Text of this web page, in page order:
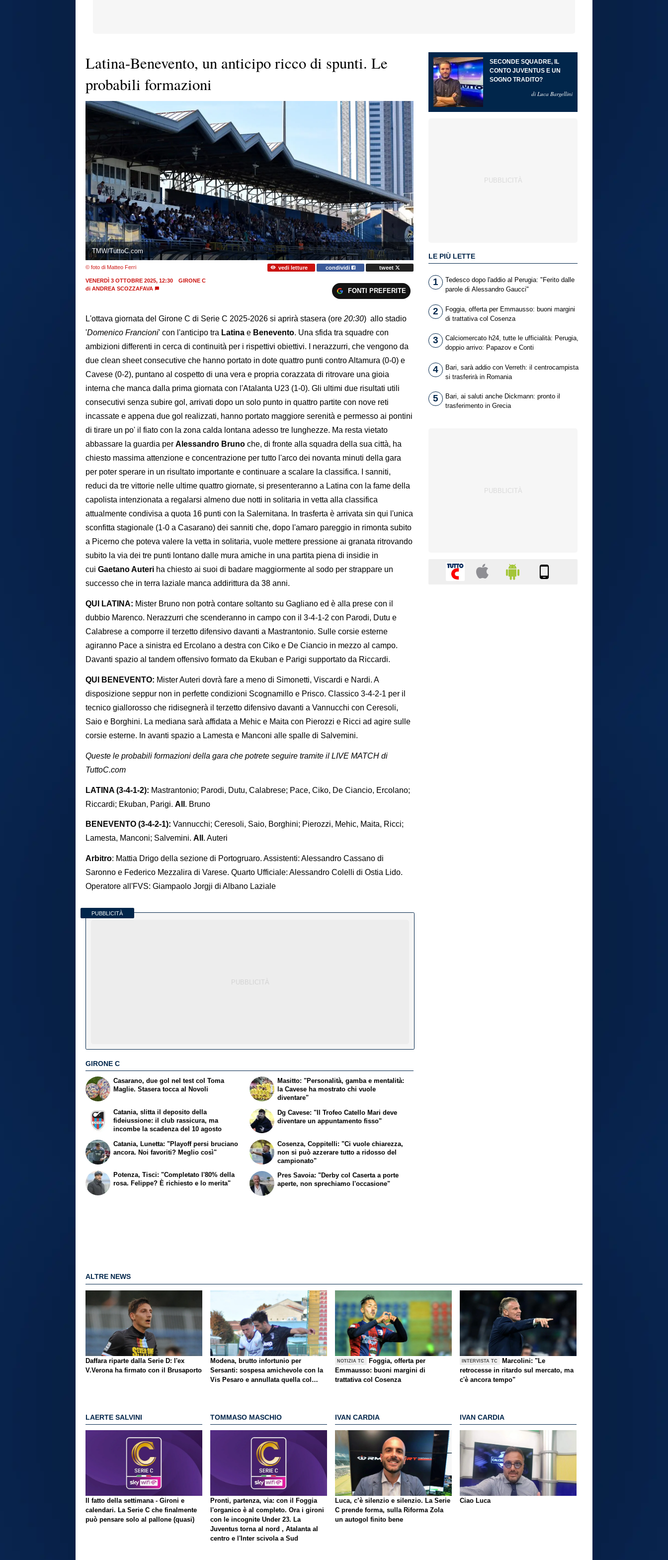
Latina-Benevento, un anticipo ricco di spunti. Le
probabili formazioni
TMW/TuttoC.com
© foto di Matteo Ferri vedi letture condividi tweet
VENERDÌ 3 OTTOBRE 2025, 12:30
GIRONE C
di ANDREA SCOZZAFAVA FONTI PREFERITE
L'ottava giornata del Girone C di Serie C 2025-2026 si aprirà stasera (ore 20:30) allo stadio
'Domenico Francioni' con l'anticipo tra Latina e Benevento. Una sfida tra squadre con
ambizioni differenti in cerca di continuità per i rispettivi obiettivi. I nerazzurri, che vengono da
due clean sheet consecutive che hanno portato in dote quattro punti contro Altamura (0-0) e
Cavese (0-2), puntano al cospetto di una vera e propria corazzata di ritrovare una gioia
interna che manca dalla prima giornata con l'Atalanta U23 (1-0). Gli ultimi due risultati utili
consecutivi senza subire gol, arrivati dopo un solo punto in quattro partite con nove reti
incassate e appena due gol realizzati, hanno portato maggiore serenità e permesso ai pontini
di tirare un po' il fiato con la zona calda lontana adesso tre lunghezze. Ma resta vietato
abbassare la guardia per Alessandro Bruno che, di fronte alla squadra della sua città, ha
chiesto massima attenzione e concentrazione per tutto l'arco dei novanta minuti della gara
per poter sperare in un risultato importante e continuare a scalare la classifica. I sanniti,
reduci da tre vittorie nelle ultime quattro giornate, si presenteranno a Latina con la fame della
capolista intenzionata a regalarsi almeno due notti in solitaria in vetta alla classifica
attualmente condivisa a quota 16 punti con la Salernitana. In trasferta è arrivata sin qui l'unica
sconfitta stagionale (1-0 a Casarano) dei sanniti che, dopo l'amaro pareggio in rimonta subito
a Picerno che poteva valere la vetta in solitaria, vuole mettere pressione ai granata ritrovando
subito la via dei tre punti lontano dalle mura amiche in una partita piena di insidie in
cui Gaetano Auteri ha chiesto ai suoi di badare maggiormente al sodo per strappare un
successo che in terra laziale manca addirittura da 38 anni.
QUI LATINA: Mister Bruno non potrà contare soltanto su Gagliano ed è alla prese con il
dubbio Marenco. Nerazzurri che scenderanno in campo con il 3-4-1-2 con Parodi, Dutu e
Calabrese a comporre il terzetto difensivo davanti a Mastrantonio. Sulle corsie esterne
agiranno Pace a sinistra ed Ercolano a destra con Ciko e De Ciancio in mezzo al campo.
Davanti spazio al tandem offensivo formato da Ekuban e Parigi supportato da Riccardi.
QUI BENEVENTO: Mister Auteri dovrà fare a meno di Simonetti, Viscardi e Nardi. A
disposizione seppur non in perfette condizioni Scognamillo e Prisco. Classico 3-4-2-1 per il
tecnico giallorosso che ridisegnerà il terzetto difensivo davanti a Vannucchi con Ceresoli,
Saio e Borghini. La mediana sarà affidata a Mehic e Maita con Pierozzi e Ricci ad agire sulle
corsie esterne. In avanti spazio a Lamesta e Manconi alle spalle di Salvemini.
Queste le probabili formazioni della gara che potrete seguire tramite il LIVE MATCH di
TuttoC.com
LATINA (3-4-1-2): Mastrantonio; Parodi, Dutu, Calabrese; Pace, Ciko, De Ciancio, Ercolano;
Riccardi; Ekuban, Parigi. All . Bruno
BENEVENTO (3-4-2-1): Vannucchi; Ceresoli, Saio, Borghini; Pierozzi, Mehic, Maita, Ricci;
Lamesta, Manconi; Salvemini. All . Auteri
Arbitro: Mattia Drigo della sezione di Portogruaro. Assistenti: Alessandro Cassano di
Saronno e Federico Mezzalira di Varese. Quarto Ufficiale: Alessandro Colelli di Ostia Lido.
Operatore all'FVS: Giampaolo Jorgji di Albano Laziale
PUBBLICITÀ
GIRONE C
Casarano, due gol nel test col Toma
Maglie. Stasera tocca al Novoli
Catania, slitta il deposito della
fideiussione: il club rassicura, ma
incombe la scadenza del 10 agosto
Masitto: "Personalità, gamba e mentalità:
la Cavese ha mostrato chi vuole
diventare"
Dg Cavese: "Il Trofeo Catello Mari deve
diventare un appuntamento fisso"
Catania, Lunetta: "Playoff persi bruciano
ancora. Noi favoriti? Meglio così"
Potenza, Tisci: "Completato l'80% della
rosa. Felippe? È richiesto e lo merita"
Cosenza, Coppitelli: "Ci vuole chiarezza,
non si può azzerare tutto a ridosso del
campionato"
Pres Savoia: "Derby col Caserta a porte
aperte, non sprechiamo l'occasione"
SECONDE SQUADRE, IL
CONTO JUVENTUS E UN
SOGNO TRADITO?
di Luca Bargellini
LE PIÙ LETTE
1
Tedesco dopo l'addio al Perugia: "Ferito dalle
parole di Alessandro Gaucci"
2
Foggia, offerta per Emmausso: buoni margini
di trattativa col Cosenza
3
Calciomercato h24, tutte le ufficialità: Perugia,
doppio arrivo: Papazov e Conti
4
Bari, sarà addio con Verreth: il centrocampista
si trasferirà in Romania
5
Bari, ai saluti anche Dickmann: pronto il
trasferimento in Grecia
ALTRE NEWS
Daffara riparte dalla Serie D: l'ex
V.Verona ha firmato con il Brusaporto
Modena, brutto infortunio per
Sersanti: sospesa amichevole con la
Vis Pesaro e annullata quella col
NOTIZIA TC
Foggia, offerta per
Emmausso: buoni margini di
trattativa col Cosenza
INTERVISTA TC
Marcolini: "Le
retrocesse in ritardo sul mercato, ma
c'è ancora tempo"
LAERTE SALVINI
Il fatto della settimana - Gironi e
calendari. La Serie C che finalmente
può pensare solo al pallone (quasi)
TOMMASO MASCHIO
Pronti, partenza, via: con il Foggia
l'organico è al completo. Ora i gironi
con le incognite Under 23. La
Juventus torna al nord , Atalanta al
centro e l'Inter scivola a Sud
IVAN CARDIA
Luca, c’è silenzio e silenzio. La Serie
C prende forma, sulla Riforma Zola
un autogol finito bene
IVAN CARDIA
Ciao Luca